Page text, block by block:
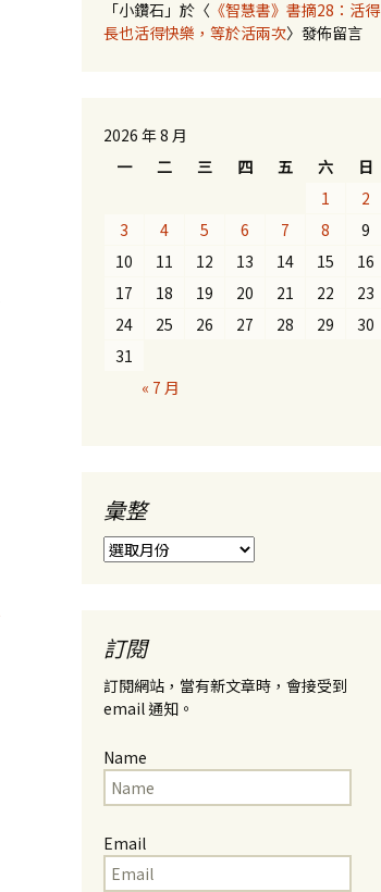
「小鑽石 」於〈 《智慧書》書摘28：活得
長也活得快樂，等於活兩次〉發佈留言
2026 年 8 月
一
二 三 四 五 六
日
1
2
3
4 5 6 7 8
9
10
11 12 13 14 15
16
17
18 19 20 21 22
23
24
25 26 27 28 29
30
31
« 7 月
彙整
彙
整
訂閱
訂閱網站，當有新文章時，會接受到
email 通知。
Name
Email